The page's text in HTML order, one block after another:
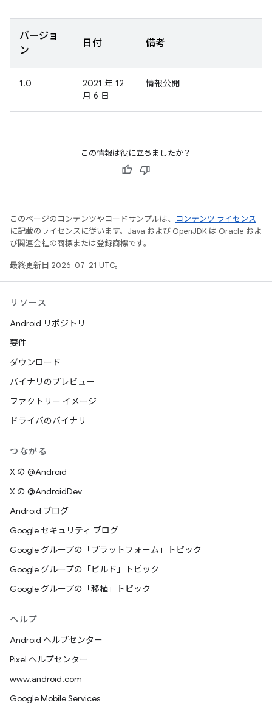
バージョ
ン
日付 備考
1.0
2021 年 12
月 6 日
情報公開
この情報は役に立ちましたか？
このページのコンテンツやコードサンプルは、
コンテンツ ライセンス
に記載のライセンスに従います。Java および OpenJDK は Oracle およ
び関連会社の商標または登録商標です。
最終更新日 2026-07-21 UTC。
リソース
Android リポジトリ
要件
ダウンロード
バイナリのプレビュー
ファクトリー イメージ
ドライバのバイナリ
つながる
X の @Android
X の @AndroidDev
Android ブログ
Google セキュリティ ブログ
Google グループの「プラットフォーム」トピック
Google グループの「ビルド」トピック
Google グループの「移植」トピック
ヘルプ
Android ヘルプセンター
Pixel ヘルプセンター
www.android.com
Google Mobile Services